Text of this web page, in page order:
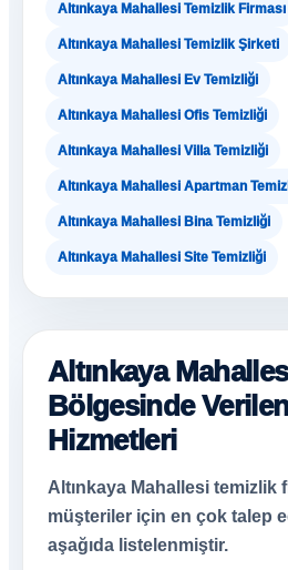
Altınkaya Mahallesi Temizlik Firması
Altınkaya Mahallesi Temizlik Şirketi
Altınkaya Mahallesi Ev Temizliği
Altınkaya Mahallesi Ofis Temizliği
Altınkaya Mahallesi Villa Temizliği
Altınkaya Mahallesi Apartman
Altınkaya Mahallesi Bina Temizliği
Altınkaya Mahallesi Site Temizliği
Altınkaya
Bölgesinde
Hizmetleri
Altınkaya Mahallesi temizlik
müşteriler için en çok talep
aşağıda listelenmiştir.